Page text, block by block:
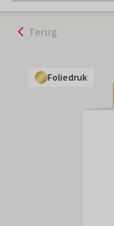
Terug
Foliedruk
Foliedruk
Foliedruk
Foliedruk
Foliedruk
Foliedruk